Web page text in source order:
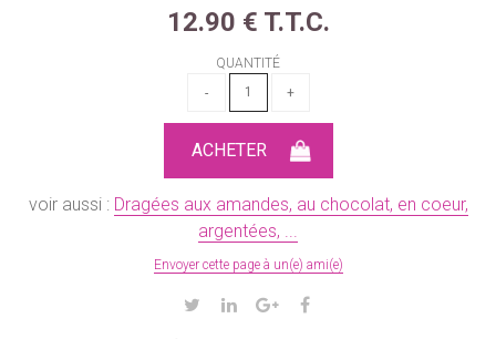
12.90 € T.T.C.
QUANTITÉ
voir aussi : Dragées aux amandes, au chocolat, en coeur,
argentées, ...
Envoyer cette page à un(e) ami(e)